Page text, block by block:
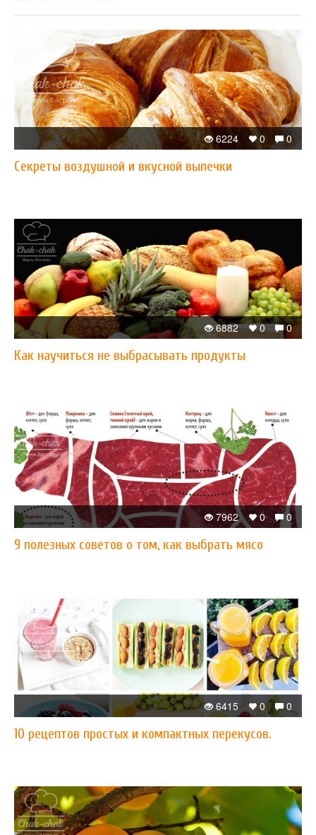
0
0
6224
Секреты воздушной и вкусной выпечки
0
0
6882
Как научиться не выбрасывать продукты
0
0
7962
9 полезных советов о том, как выбрать мясо
0
0
6415
10 рецептов простых и компактных перекусов.